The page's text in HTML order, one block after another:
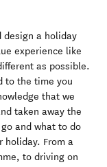
design a holiday
experience like
as possible.
to the time you
that we
taken away the
and what to do
holiday. From a
to driving on